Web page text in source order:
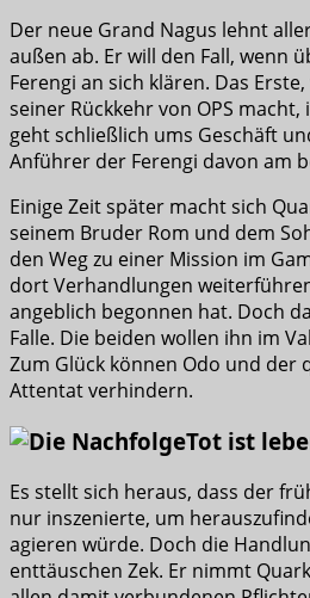
Der neue Grand Nagus lehnt
außen ab. Er will den Fall, wenn
Ferengi an sich klären. Das
seiner Rückkehr von OPS macht,
geht schließlich ums Geschäft
Anführer der Ferengi davon am
Einige Zeit später macht sich
seinem Bruder Rom und dem
den Weg zu einer Mission im
dort Verhandlungen
angeblich begonnen hat. Doch
Falle. Die beiden wollen ihn im
Zum Glück können Odo und der
Attentat verhindern.
Tot ist
Es stellt sich heraus, dass der
nur inszenierte, um
agieren würde. Doch die
enttäuschen Zek. Er nimmt